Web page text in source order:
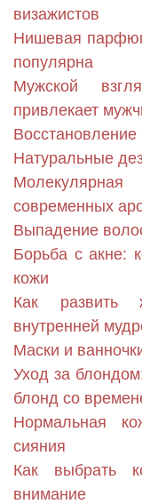
визажистов
Нишевая
популярна
Мужской
привлекает
Натуральные
современных
Выпадение
Борьба с акне:
кожи
Как развить
внутренней
Маски и
Уход за
блонд со
Нормальная
сияния
Как выбрать
внимание